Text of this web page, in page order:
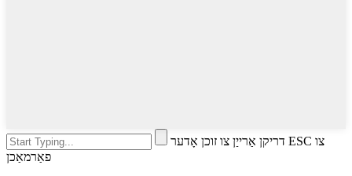
דריקן אַרייַן צו זוכן אָדער ESC צו
פאַרמאַכן